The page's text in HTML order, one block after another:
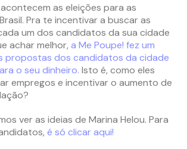
as eleições para as
Pra te incentivar a buscar as
um dos candidatos da sua cidade
achar melhor, a Me Poupe! fez um
propostas dos candidatos da cidade
o seu dinheiro. Isto é, como eles
empregos e incentivar o aumento de
ver as ideias de Marina Helou. Para
é só clicar aqui!